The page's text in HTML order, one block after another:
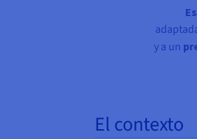
y a un
El contexto